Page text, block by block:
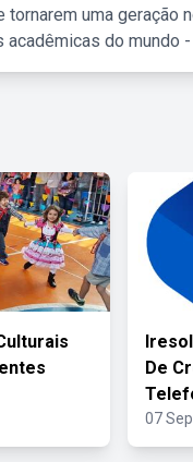
uma geração
do mundo -
De
07